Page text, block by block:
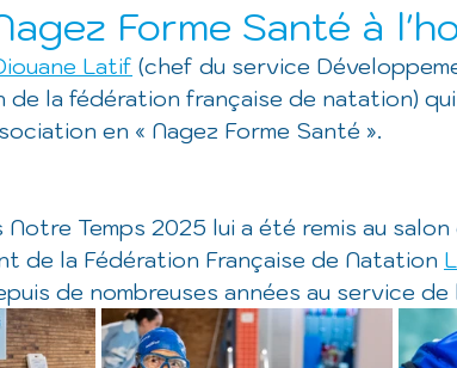
Forme Santé à
Latif (chef du service
de la fédération française de natation)
en « Nagez Forme Santé ».
Temps 2025 lui a été remis au
de la Fédération Française de Natation
de nombreuses années au service